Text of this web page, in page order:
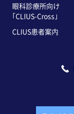
眼科診療所向け
｢CLIUS-Cross｣
CLIUS患者案内